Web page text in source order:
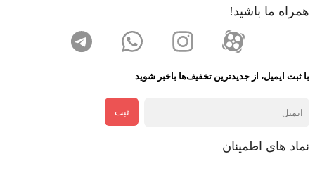
همراه ما باشید!
با ثبت ایمیل، از جدید‌ترین تخفیف‌ها با‌خبر شوید
ثبت
نماد های اطمینان